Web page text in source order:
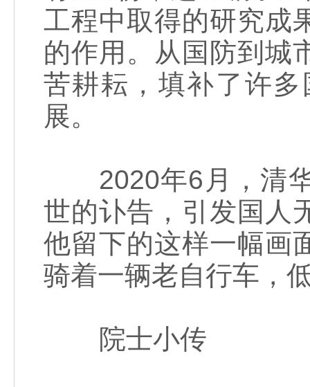
工程中取得的研究成
的作用。从国防到城
苦耕耘，填补了许
展。
2020年6月，清华
世的讣告，引发国人
他留下的这样一幅
骑着一辆老自行车，
院士小传